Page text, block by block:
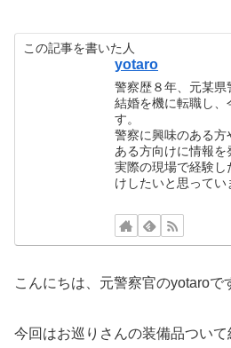
この記事を書いた人
yotaro
警察歴８年、元某県
結婚を機に転職し、
す。
警察に興味のある
ある方向けに情報を
実際の現場で経験し
けしたいと思ってい
こんにちは、元警察官のyotaroで
今回はお巡りさんの装備品ついて